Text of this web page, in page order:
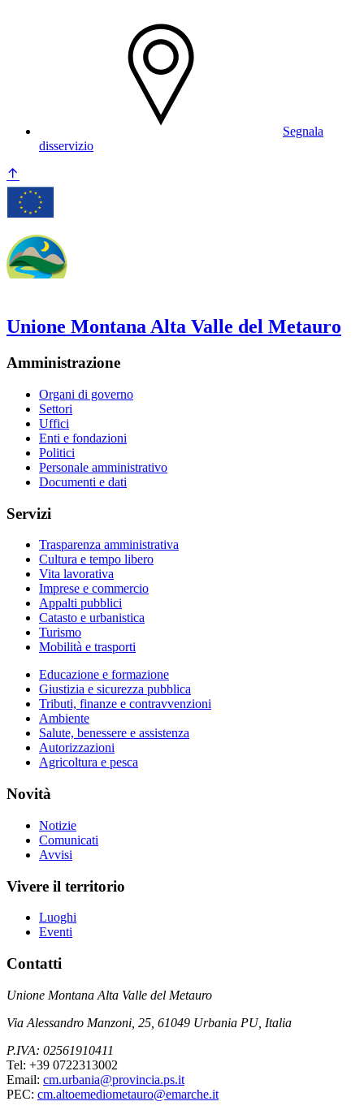
Segnala
disservizio
Unione Montana Alta Valle del Metauro
Amministrazione
Organi di governo
Settori
Uffici
Enti e fondazioni
Politici
Personale amministrativo
Documenti e dati
Servizi
Trasparenza amministrativa
Cultura e tempo libero
Vita lavorativa
Imprese e commercio
Appalti pubblici
Catasto e urbanistica
Turismo
Mobilità e trasporti
Educazione e formazione
Giustizia e sicurezza pubblica
Tributi, finanze e contravvenzioni
Ambiente
Salute, benessere e assistenza
Autorizzazioni
Agricoltura e pesca
Novità
Notizie
Comunicati
Avvisi
Vivere il territorio
Luoghi
Eventi
Contatti
Unione Montana Alta Valle del Metauro
Via Alessandro Manzoni, 25, 61049 Urbania PU, Italia
P.IVA: 02561910411
Tel: +39 0722313002
Email: cm.urbania@provincia.ps.it
PEC: cm.altoemediometauro@emarche.it